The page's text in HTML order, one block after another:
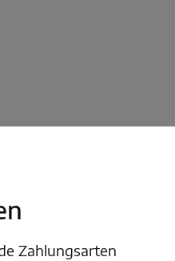
Zahlungsarten